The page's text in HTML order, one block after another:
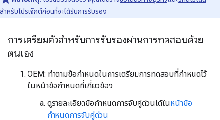
สำหรับโปรเจ็กต์ก่อนที่จะได้รับการรับรอง
การเตรียมตัวสำหรับการรับรองผ่านการทดสอบด้วย
ตนเอง
OEM: ทำตามข้อกำหนดในการเตรียมการทดสอบที่กำหนดไว้
ในหน้าข้อกำหนดที่เกี่ยวข้อง
ดูรายละเอียดข้อกำหนดการจับคู่ด่วนได้ในหน้าข้อ
กำหนดการจับคู่ด่วน